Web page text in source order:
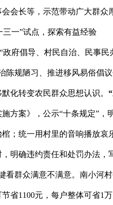
会长等，示范带动广大群众
三一”试点，探索有益经验
政府倡导、村民自治、民事民
陈规陋习、推进移风易俗倡
化转变农民群众思想认识。
方案》，公示“十条规定”，
；统一用村里的音响播放
明确违约责任和处罚办法，
看群众满意不满意。南小河
节省1100元，每户整体可省1